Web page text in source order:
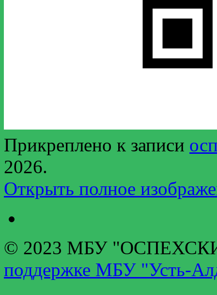
Прикреплено к записи
2026.
Открыть полное
© 2023 МБУ
поддержке МБУ "Усть-